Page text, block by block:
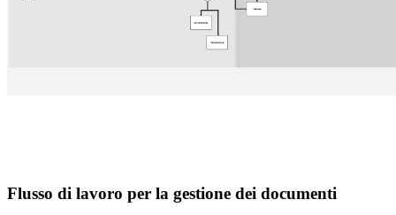
Flusso di lavoro per la gestione dei documenti